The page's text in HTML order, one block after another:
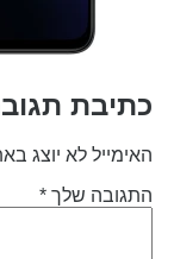
תגובה
לא יוצג באתר.
שלך*